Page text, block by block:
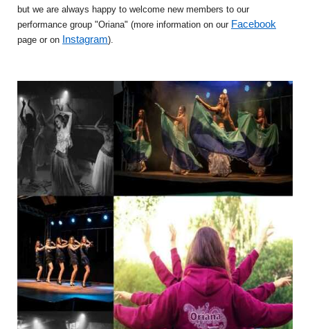
but we are always happy to welcome new members to our
performance group "Oriana" (more information on our Facebook
page or on Instagram).